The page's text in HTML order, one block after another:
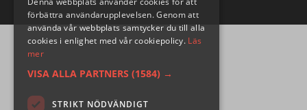
förbättra användarupplevelsen. Genom att
använda vår webbplats samtycker du till alla
cookies i enlighet med vår cookiepolicy. Läs
mer
VISA ALLA PARTNERS (1584) →
STRIKT NÖDVÄNDIGT